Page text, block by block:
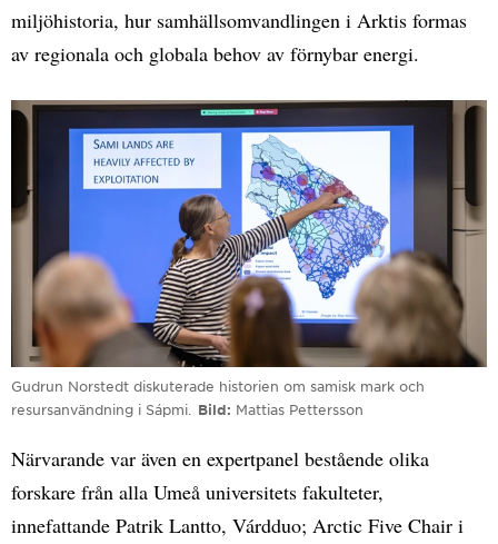
miljöhistoria, hur samhällsomvandlingen i Arktis formas
av regionala och globala behov av förnybar energi.
Gudrun Norstedt diskuterade historien om samisk mark och
resursanvändning i Sápmi. Bild Mattias Pettersson
Närvarande var även en expertpanel bestående olika
forskare från alla Umeå universitets fakulteter,
innefattande Patrik Lantto, Várdduo; Arctic Five Chair i